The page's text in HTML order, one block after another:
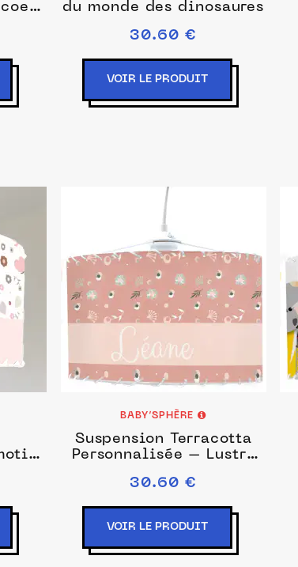
du monde des dinosaures
30.60 €
VOIR LE PRODUIT
BABY’SPHÈRE
Suspension Terracotta
Personnalisée – Lustre
ou Prêt-à-Poser
30.60 €
VOIR LE PRODUIT